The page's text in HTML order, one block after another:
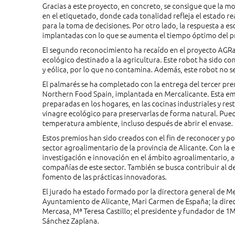
Gracias a este proyecto, en concreto, se consigue que la
en el etiquetado, donde cada tonalidad refleja el estado
para la toma de decisiones. Por otro lado, la respuesta a
implantadas con lo que se aumenta el tiempo óptimo del
El segundo reconocimiento ha recaído en el proyecto
ecológico destinado a la agricultura. Este robot ha sido
y eólica, por lo que no contamina. Además, este robot
El palmarés se ha completado con la entrega del tercer
Northern Food Spain, implantada en Mercalicante. Esta
preparadas en los hogares, en las cocinas industriales y
vinagre ecológico para preservarlas de forma natural.
temperatura ambiente, incluso después de abrir el envase.
Estos premios han sido creados con el fin de reconocer y
sector agroalimentario de la provincia de Alicante. Con
investigación e innovación en el ámbito agroalimentario,
compañías de este sector. También se busca contribuir al
fomento de las prácticas innovadoras.
El jurado ha estado formado por la directora general de
Ayuntamiento de Alicante, Mari Carmen de España; la
Mercasa, Mª Teresa Castillo; el presidente y fundador de
Sánchez Zaplana.